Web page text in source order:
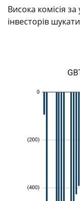
Висока комісія
інвесторів